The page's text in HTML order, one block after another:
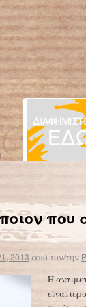
που
2013 από τον/την
Η
είναι